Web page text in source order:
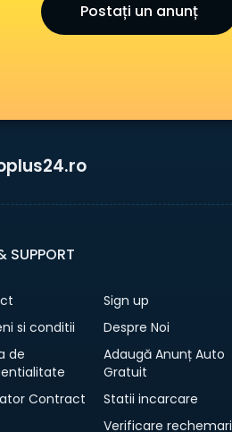
Postați un anunț
SUPPORT
Sign up
si conditii
Despre Noi
de
Adaugă Anunț Auto
Gratuit
Contract
Statii incarcare
Verificare rechemari